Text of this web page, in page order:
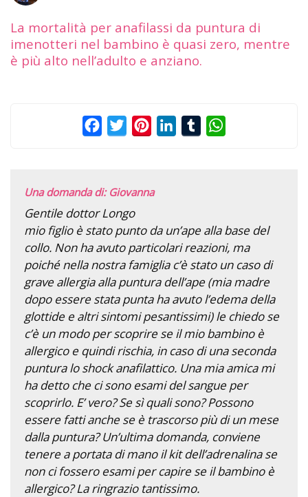
La mortalità per anafilassi da puntura di
imenotteri nel bambino è quasi zero, mentre
è più alto nell’adulto e anziano.
FacebookTwitterPinterestLinkedInTumblr
Una domanda di: Giovanna
Gentile dottor Longo
mio figlio è stato punto da un’ape alla base del
collo. Non ha avuto particolari reazioni, ma
poiché nella nostra famiglia c’è stato un caso di
grave allergia alla puntura dell’ape (mia madre
dopo essere stata punta ha avuto l’edema della
glottide e altri sintomi pesantissimi) le chiedo se
c’è un modo per scoprire se il mio bambino è
allergico e quindi rischia, in caso di una seconda
puntura lo shock anafilattico. Una mia amica mi
ha detto che ci sono esami del sangue per
scoprirlo. E’ vero? Se sì quali sono? Possono
essere fatti anche se è trascorso più di un mese
dalla puntura? Un’ultima domanda, conviene
tenere a portata di mano il kit dell’adrenalina se
non ci fossero esami per capire se il bambino è
allergico? La ringrazio tantissimo.